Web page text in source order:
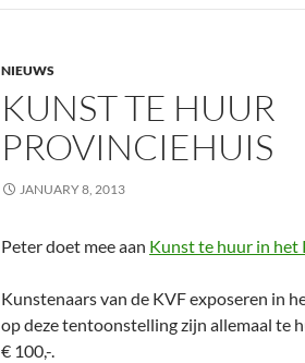
NIEUWS
KUNST TE HUUR
PROVINCIEHUIS
JANUARY 8, 2013
Peter doet mee aan Kunst te huur in het
Kunstenaars van de KVF exposeren in
op deze tentoonstelling zijn allemaal te
€ 100,-.